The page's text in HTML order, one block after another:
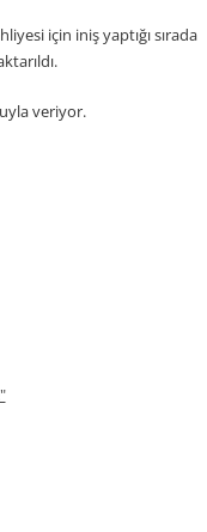
için iniş yaptığı sırada
veriyor.